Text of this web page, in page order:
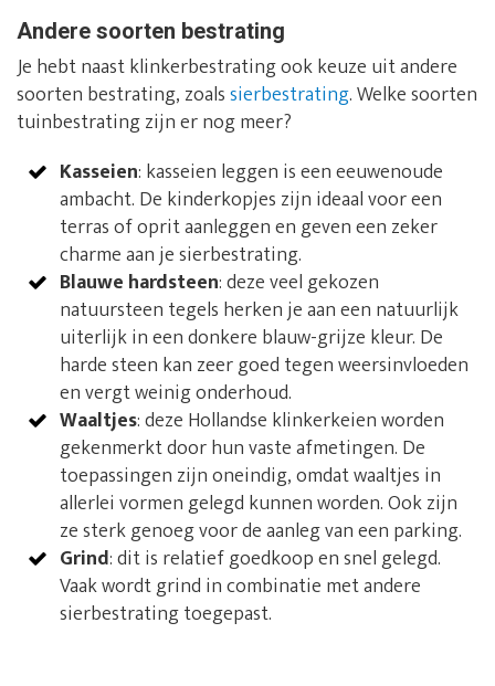
Andere soorten bestrating
Je hebt naast klinkerbestrating ook keuze uit andere
soorten bestrating, zoalssierbestrating. Welke soorten
tuinbestrating zijn er nog meer?
Kasseien: kasseien leggen is een eeuwenoude
ambacht. De kinderkopjes zijn ideaal voor een
terras of oprit aanleggen en geven een zeker
charme aan je sierbestrating.
Blauwe hardsteen: deze veel gekozen
natuursteen tegels herken je aan een natuurlijk
uiterlijk in een donkere blauw-grijze kleur. De
harde steen kan zeer goed tegen weersinvloeden
en vergt weinig onderhoud.
Waaltjes: deze Hollandse klinkerkeien worden
gekenmerkt door hun vaste afmetingen. De
toepassingen zijn oneindig, omdat waaltjes in
allerlei vormen gelegd kunnen worden. Ook zijn
ze sterk genoeg voor de aanleg van een parking.
Grind: dit is relatief goedkoop en snel gelegd.
Vaak wordt grind in combinatie met andere
sierbestrating toegepast.